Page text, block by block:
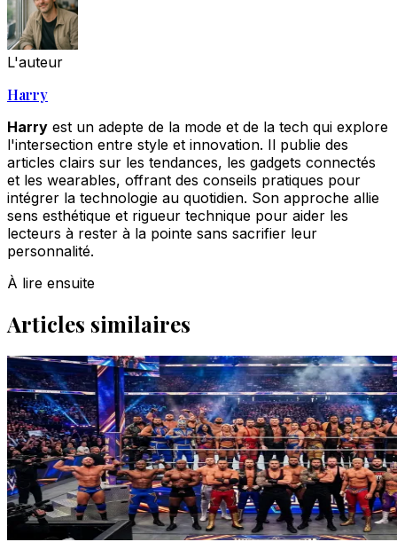
L'auteur
Harry
Harry est un adepte de la mode et de la tech qui explore
l'intersection entre style et innovation. Il publie des
articles clairs sur les tendances, les gadgets connectés
et les wearables, offrant des conseils pratiques pour
intégrer la technologie au quotidien. Son approche allie
sens esthétique et rigueur technique pour aider les
lecteurs à rester à la pointe sans sacrifier leur
personnalité.
À lire ensuite
Articles similaires